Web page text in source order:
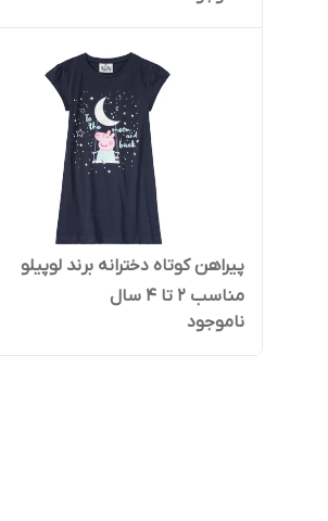
پیراهن کوتاه دخترانه برند لوپیلو
مناسب 2 تا 4 سال
ناموجود